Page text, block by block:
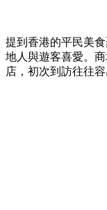
提到香港的平民美
地人與遊客喜愛。
店，初次到訪往往